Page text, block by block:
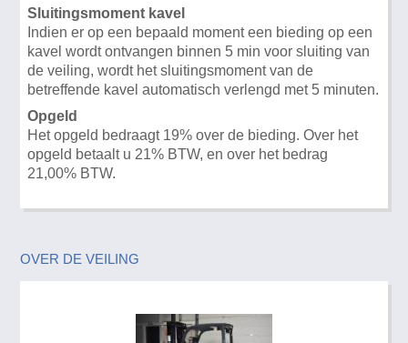
Sluitingsmoment kavel
Indien er op een bepaald moment een bieding op een
kavel wordt ontvangen binnen 5 min voor sluiting van
de veiling, wordt het sluitingsmoment van de
betreffende kavel automatisch verlengd met 5 minuten.
Opgeld
Het opgeld bedraagt 19% over de bieding. Over het
opgeld betaalt u 21% BTW, en over het bedrag
21,00% BTW.
OVER DE VEILING